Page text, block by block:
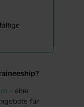
– eine
für